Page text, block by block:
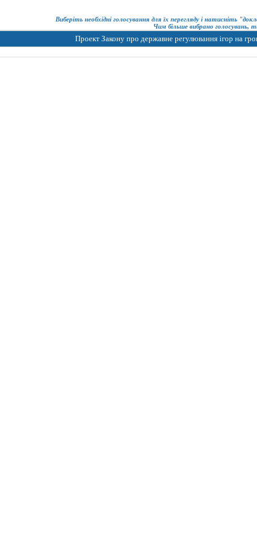
Виберіть необхідні голосування для їх перегляду і натисніть
Чим більше вибрано голосувань,
Проект Закону про державне регулювання ігор на